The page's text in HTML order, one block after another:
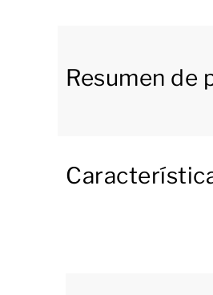
equipada con
congelador, entre
Resumen de